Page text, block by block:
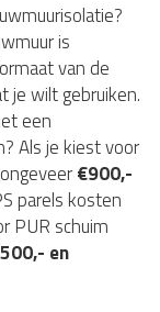
is
van de
je wilt gebruiken.
een
Als je kiest voor
€900,-
parels kosten
PUR schuim
en